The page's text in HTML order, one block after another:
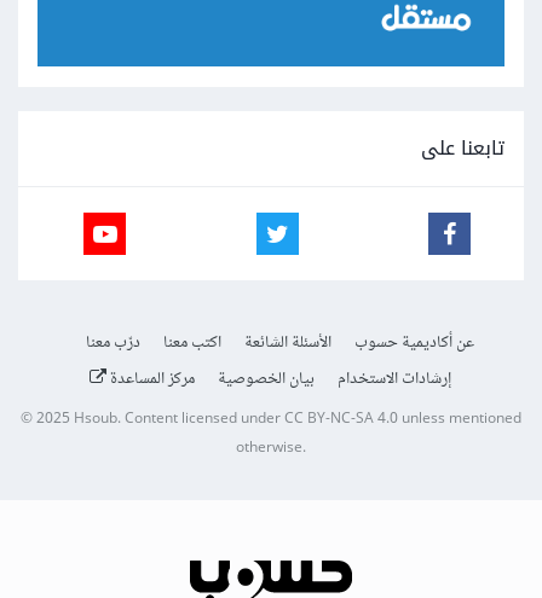
تابعنا على
عن أكاديمية حسوب الأسئلة الشائعة اكتب معنا
درّب معنا
إرشادات الاستخدام
بيان الخصوصية مركز المساعدة
© 2025Hsoub.Content licensed underCC BY-NC-SA 4.0unless mentioned
otherwise.